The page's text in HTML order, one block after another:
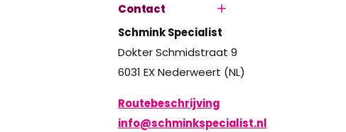
Contact
Schmink Specialist
Dokter Schmidstraat 9
6031 EX Nederweert (NL)
Routebeschrijving
info@schminkspecialist.nl